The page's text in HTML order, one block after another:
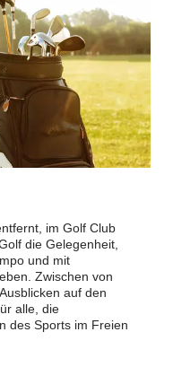
im Golf Club
die Gelegenheit,
und mit
Zwischen von
auf den
alle, die
des Sports im Freien